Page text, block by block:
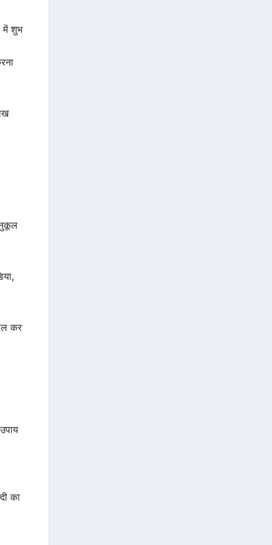
में शुभ
कर
का